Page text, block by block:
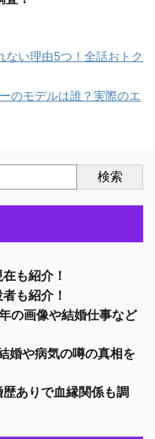
い理由5つ！全話おトク
のモデルは誰？実際のエ
検索
も紹介！
も紹介！
の画像や結婚仕事など
婚や病気の噂の真相を
ありで血縁関係も調